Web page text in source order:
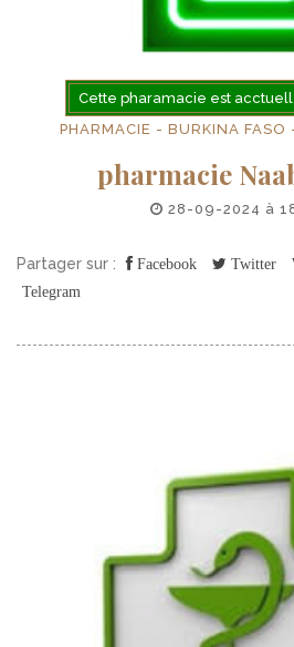
Cette pharamacie est
PHARMACIE - BURKINA
pharmacie
28-09-2024 à
Partager sur : Facebook Twitter
Telegram